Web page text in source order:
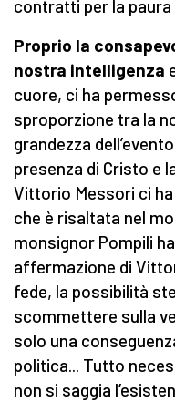
contratti per la paura
Proprio la
nostra intelligenza
cuore, ci ha
sproporzione tra la
grandezza
presenza di Cristo e
Vittorio Messori ci
che è risaltata nel
monsignor Pompili
affermazione di
fede, la possibilità
scommettere sulla
solo una
politica... Tutto
non si saggia